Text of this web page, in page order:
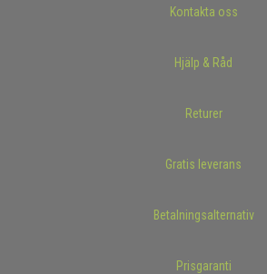
Kontakta oss
Hjälp & Råd
Returer
Gratis leverans
Betalningsalternativ
Prisgaranti